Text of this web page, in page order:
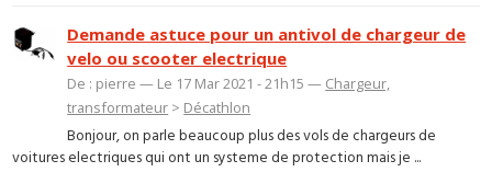
Demande astuce pour un antivol de chargeur de
velo ou scooter electrique
De : pierre — Le 17 Mar 2021 - 21h15 — Chargeur,
transformateur > Décathlon
Bonjour, on parle beaucoup plus des vols de chargeurs de
voitures electriques qui ont un systeme de protection mais je ...